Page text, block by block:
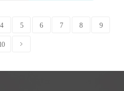
4 5 6 7 8 9